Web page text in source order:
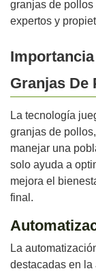
granjas de
expertos y
Granjas De
La tecnología
granjas de
manejar una
solo ayuda a
mejora el
final.
La
destacadas en la